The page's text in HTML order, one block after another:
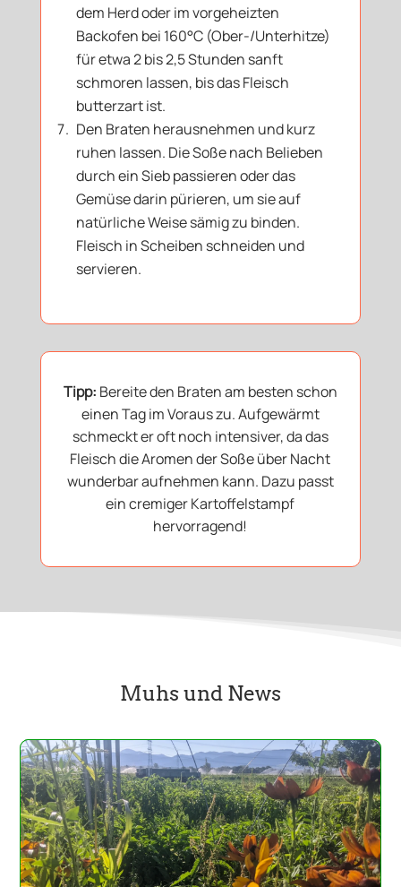
dem Herd oder im vorgeheizten
Backofen bei 160°C (Ober-/Unterhitze)
für etwa 2 bis 2,5 Stunden sanft
schmoren lassen, bis das Fleisch
butterzart ist.
Den Braten herausnehmen und kurz
ruhen lassen. Die Soße nach Belieben
durch ein Sieb passieren oder das
Gemüse darin pürieren, um sie auf
natürliche Weise sämig zu binden.
Fleisch in Scheiben schneiden und
servieren.
Tipp: Bereite den Braten am besten schon
einen Tag im Voraus zu. Aufgewärmt
schmeckt er oft noch intensiver, da das
Fleisch die Aromen der Soße über Nacht
wunderbar aufnehmen kann. Dazu passt
ein cremiger Kartoffelstampf
hervorragend!
Muhs und News